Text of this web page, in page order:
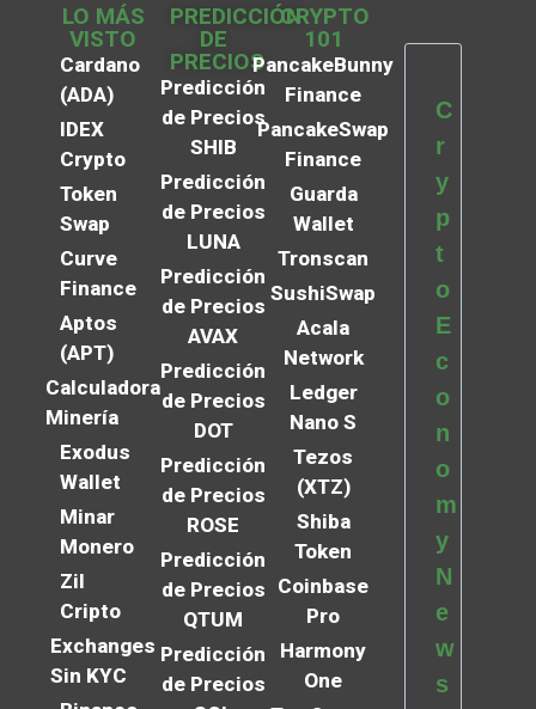
LO MÁS
VISTO
Cardano
(ADA)
IDEX
Crypto
Token
Swap
Curve
Finance
Aptos
(APT)
Calculadora
Minería
Exodus
Wallet
Minar
Monero
Zil
Cripto
Exchanges
Sin KYC
PREDICCIÓN
DE
PRECIOS
Predicción
de Precios
SHIB
Predicción
de Precios
LUNA
Predicción
de Precios
AVAX
Predicción
de Precios
DOT
Predicción
de Precios
ROSE
Predicción
de Precios
QTUM
Predicción
de Precios
CRYPTO
101
PancakeBunny
Finance
PancakeSwap
Finance
Guarda
Wallet
Tronscan
SushiSwap
Acala
Network
Ledger
Nano S
Tezos
(XTZ)
Shiba
Token
Coinbase
Pro
Harmony
One
C
r
y
p
t
o
E
c
o
n
o
m
y
N
e
w
s